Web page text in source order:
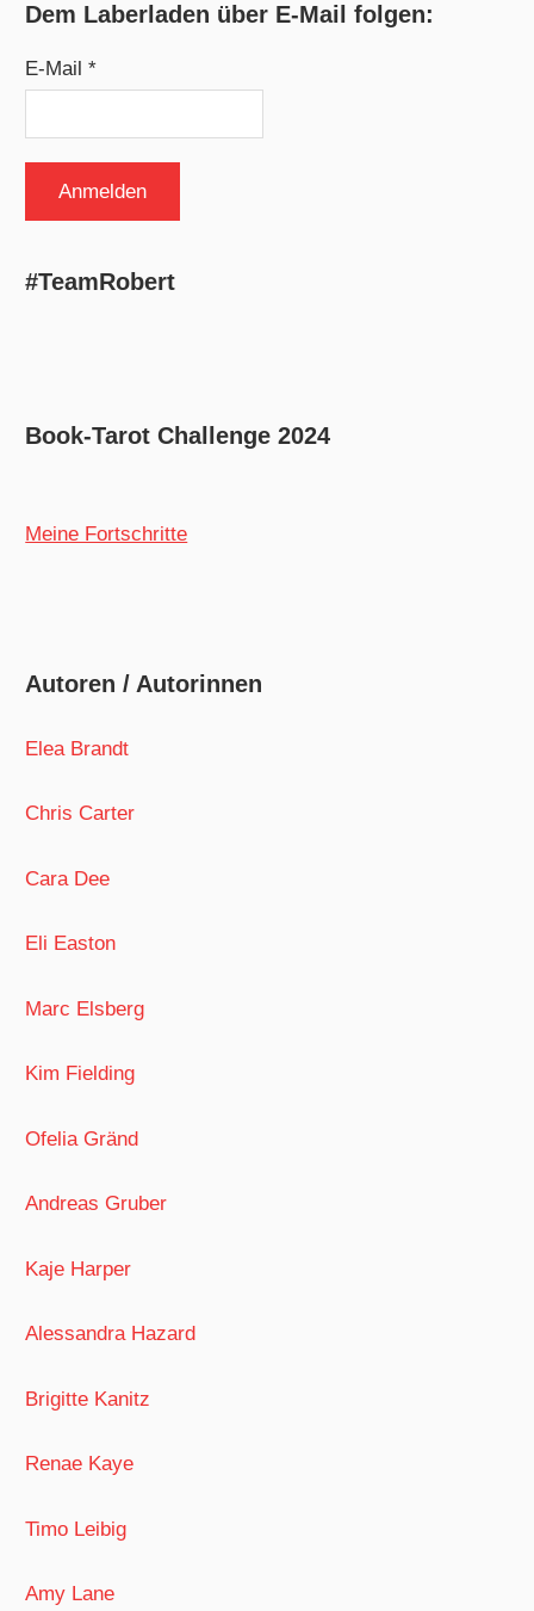
Dem Laberladen über E-Mail folgen:
E-Mail *
#TeamRobert
Book-Tarot Challenge 2024
Meine Fortschritte
Autoren / Autorinnen
Elea Brandt
Chris Carter
Cara Dee
Eli Easton
Marc Elsberg
Kim Fielding
Ofelia Gränd
Andreas Gruber
Kaje Harper
Alessandra Hazard
Brigitte Kanitz
Renae Kaye
Timo Leibig
Amy Lane